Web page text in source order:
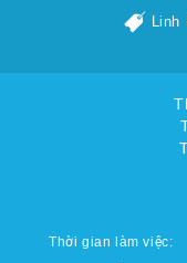
Linh
Thời gian làm việc: